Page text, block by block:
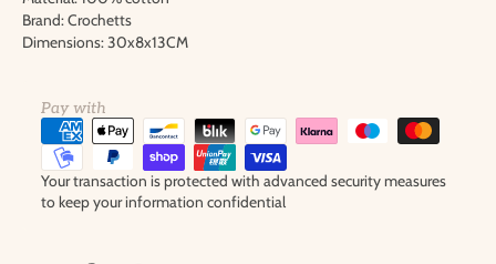
Brand: Crochetts
Dimensions: 30x8x13CM
Pay with
Your transaction is protected with advanced security measures
to keep your information confidential